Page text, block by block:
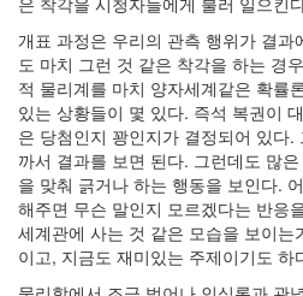
개표 과정은 우리의 관측 행위가 결과
도 마치 그런 것 같은 착각을 하는 경
적 물리계를 마치 양자세계같은 확률
있는 상황들이 몇 있다. 즉석 복권이
은 당첨인지 꽝인지가 결정되어 있다
까서 결과를 보면 된다. 그런데도 많
을 맞춰 긁거나 하는 행동을 보인다.
해주면 무슨 말인지 모르겠다는 반응
세계관에 사는 것 같은 모습을 보이는
이고, 지금도 재미있는 주제이기도 하
미
디
어
계,
변
화,
슬
로
우
뉴
스
기